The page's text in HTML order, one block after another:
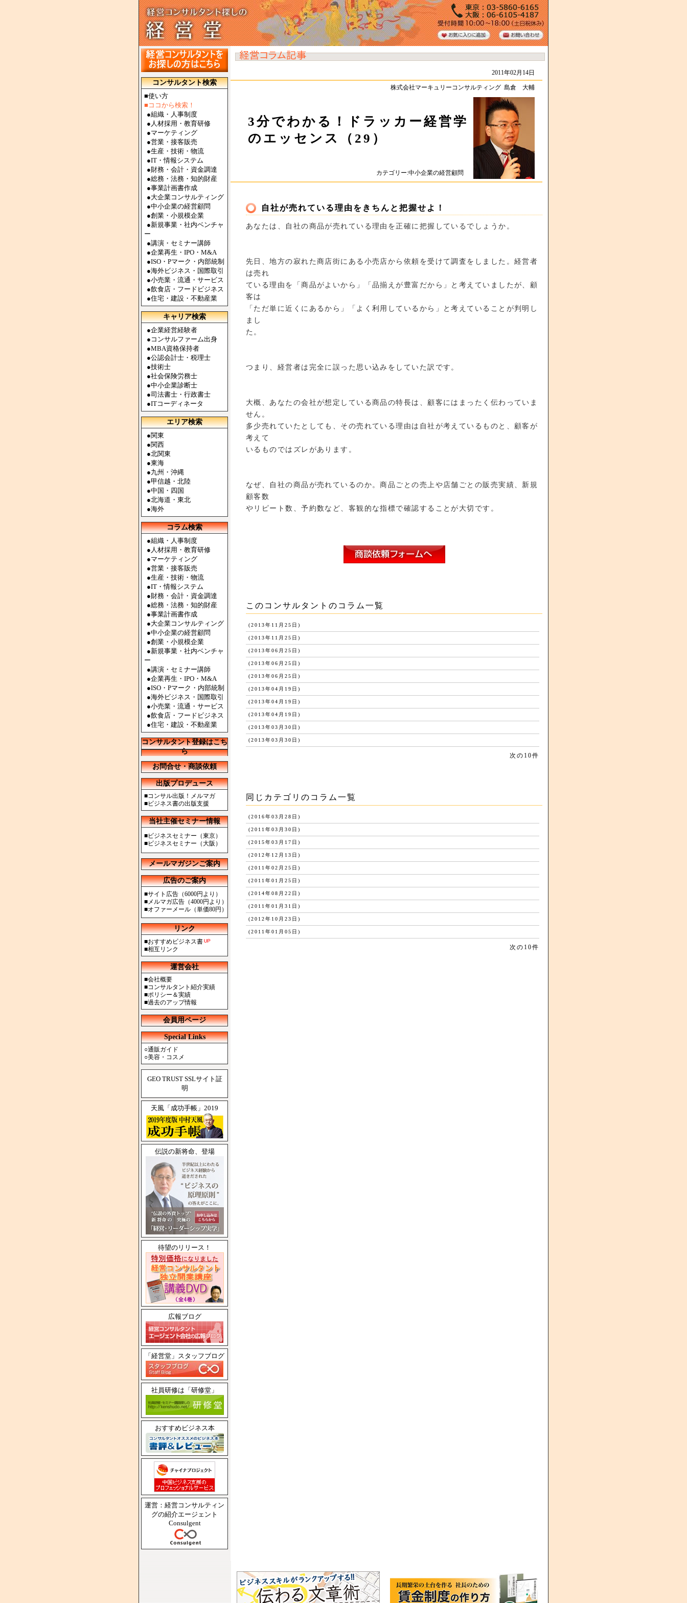
コンサルタント検索
■使い方
■ココから検索！
●組織・人事制度
● 人材採用・教育研修
●マーケティング
●営業・接客販売
●生産・技術・物流
●IT・情報システム
●財務・会計・資金調達
●総務・法務・知的財産
●事業計画書作成
●大企業コンサルティング
●中小企業の経営顧問
●創業・小規模企業
●新規事業・社内ベンチャ
ー
●講演・セミナー講師
●企業再生・IPO・M&A
●ISO・Pマーク・内部統制
●海外ビジネス・国際取引
●小売業・流通・サービス
●飲食店・フードビジネス
●住宅・建設・不動産業
キャリア検索
●企業経営経験者
● コンサルファーム出身
●MBA資格保持者
●公認会計士・税理士
●技術士
●社会保険労務士
●中小企業診断士
●司法書士・行政書士
●ITコーディネータ
エリア検索
●関東
●関西
●北関東
●東海
●九州・沖縄
●甲信越・北陸
●中国・四国
●北海道・東北
●海外
コラム検索
●組織・人事制度
●人材採用・教育研修
●マーケティング
●営業・接客販売
●生産・技術・物流
●IT・情報システム
●財務・会計・資金調達
●総務・法務・知的財産
●事業計画書作成
●大企業コンサルティング
●中小企業の経営顧問
●創業・小規模企業
●新規事業・社内ベンチャ
ー
●講演・セミナー講師
●企業再生・IPO・M&A
●ISO・Pマーク・内部統制
●海外ビジネス・国際取引
●小売業・流通・サービス
●飲食店・フードビジネス
●住宅・建設・不動産業
コンサルタント登録はこち
ら
お問合せ・商談依頼
出版プロデュース
■コンサル出版！メルマガ
■ビジネス書の出版支援
当社主催セミナー情報
■ビジネスセミナー（東京）
■ビジネスセミナー（大阪）
メールマガジンご案内
広告のご案内
■サイト広告（6000円より）
■メルマガ広告（4000円より）
■オファーメール（単価80円）
リンク
■おすすめビジネス書
■相互リンク
運営会社
■会社概要
■コンサルタント紹介実績
■ポリシー＆実績
■過去のアップ情報
会員用ページ
Special Links
○通販ガイド
○美容・コスメ
GEO TRUST SSLサイト証
明
天風「成功手帳」2019
伝説の新将命、登場
待望のリリース！
広報ブログ
「経営堂」スタッフブログ
社員研修は「研修堂」
おすすめビジネス本
運営：経営コンサルティン
グの紹介エージェント
Consulgent
2011年02月14日
株式会社マーキュリーコンサルティング 島倉 大輔
3分でわかる！ドラッカー経営学
のエッセンス（29）
カテゴリー:中小企業の経営顧問
自社が売れている理由をきちんと把握せよ！
あなたは、自社の商品が売れている理由を正確に把握しているでしょうか。
先日、地方の寂れた商店街にある小売店から依頼を受けて調査をしました。経営者
は売れ
ている理由を「商品がよいから」「品揃えが豊富だから」と考えていましたが、顧
客は
「ただ単に近くにあるから」「よく利用しているから」と考えていることが判明し
まし
た。
つまり、経営者は完全に誤った思い込みをしていた訳です。
大概、あなたの会社が想定している商品の特長は、顧客にはまったく伝わっていま
せん。
多少売れていたとしても、その売れている理由は自社が考えているものと、顧客が
考えて
いるものではズレがあります。
なぜ、自社の商品が売れているのか。商品ごとの売上や店舗ごとの販売実績、新規
顧客数
やリピート数、予約数など、客観的な指標で確認することが大切です。
このコンサルタントのコラム一覧
(2013年11月25日)
(2013年11月25日)
(2013年06月25日)
(2013年06月25日)
(2013年06月25日)
(2013年04月19日)
(2013年04月19日)
(2013年04月19日)
(2013年03月30日)
(2013年03月30日)
次の10件
同じカテゴリのコラム一覧
(2016年03月28日)
(2011年03月30日)
(2015年03月17日)
(2012年12月13日)
(2011年02月25日)
(2011年01月25日)
(2014年08月22日)
(2011年01月31日)
(2012年10月23日)
(2011年01月05日)
次の10件